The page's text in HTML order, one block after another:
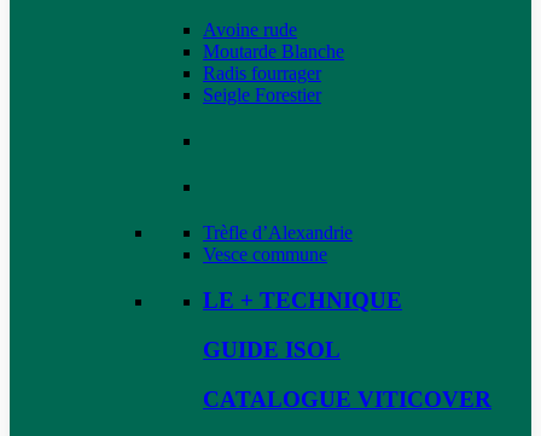
Avoine rude
Moutarde Blanche
Radis fourrager
Seigle Forestier
Trèfle d’Alexandrie
Vesce commune
LE + TECHNIQUE
GUIDE ISOL
CATALOGUE VITICOVER